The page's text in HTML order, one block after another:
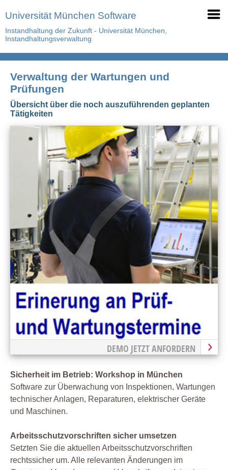
Universität München Software
Instandhaltung der Zukunft - Universität München,
Instandhaltungsverwaltung
Verwaltung der Wartungen und
Prüfungen
Übersicht über die noch auszuführenden geplanten
Tätigkeiten
DEMO JETZT ANFORDERN
Sicherheit im Betrieb: Workshop in München
Software zur Überwachung von Inspektionen, Wartungen
technischer Anlagen, Reparaturen, elektrischer Geräte
und Maschinen.
Arbeitsschutzvorschriften sicher umsetzen
Setzten Sie die aktuellen Arbeitsschutzvorschriften
rechtssicher um. Alle relevanten Änderungen im